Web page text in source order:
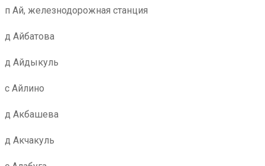
п Ай, железнодорожная станция
д Айбатова
д Айдыкуль
с Айлино
д Акбашева
д Акчакуль